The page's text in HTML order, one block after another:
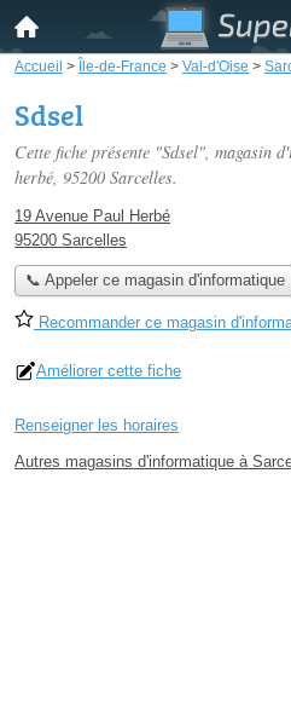
Accueil > Île-de-France > Val-d'Oise >
Sdsel
Cette fiche présente "Sdsel", magasin
herbé, 95200 Sarcelles.
19 Avenue Paul Herbé
95200 Sarcelles
📞 Appeler ce magasin d'informatique
Recommander ce magasin
Améliorer cette fiche
Renseigner les horaires
Autres magasins d'informatique à